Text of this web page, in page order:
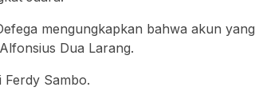
mengungkapkan bahwa akun yang
Dua Larang.
Sambo.